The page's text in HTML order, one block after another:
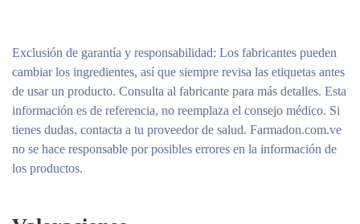
Exclusión de garantía y responsabilidad: Los fabricantes pueden
cambiar los ingredientes, así que siempre revisa las etiquetas antes
de usar un producto. Consulta al fabricante para más detalles. Esta
información es de referencia, no reemplaza el consejo médico. Si
tienes dudas, contacta a tu proveedor de salud. Farmadon.com.ve
no se hace responsable por posibles errores en la información de
los productos.